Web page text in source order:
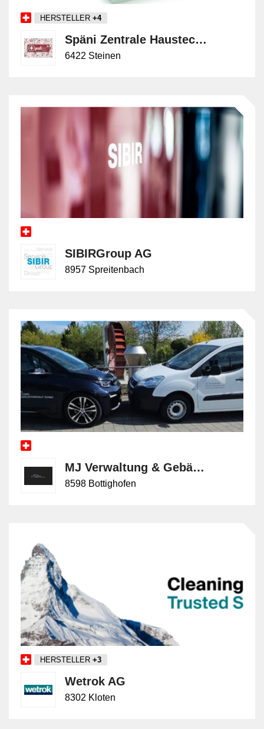
HERSTELLER +4
Späni Zentrale Haustechnik AG
6422 Steinen
SIBIRGroup AG
8957 Spreitenbach
MJ Verwaltung & Gebäudeunterhalt GmbH
8598 Bottighofen
HERSTELLER +3
Wetrok AG
8302 Kloten